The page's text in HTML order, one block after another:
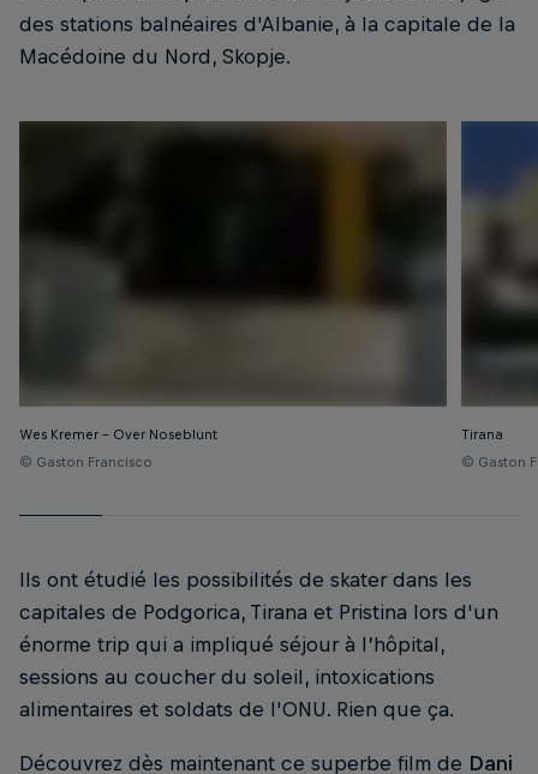
des stations balnéaires d'Albanie, à la capitale de la
Macédoine du Nord, Skopje.
Wes Kremer – Over Noseblunt
© Gaston Francisco
Tirana
© Gaston
Ils ont étudié les possibilités de skater dans les
capitales de Podgorica, Tirana et Pristina lors d'un
énorme trip qui a impliqué séjour à l’hôpital,
sessions au coucher du soleil, intoxications
alimentaires et soldats de l'ONU. Rien que ça.
Découvrez dès maintenant ce superbe film de Dani